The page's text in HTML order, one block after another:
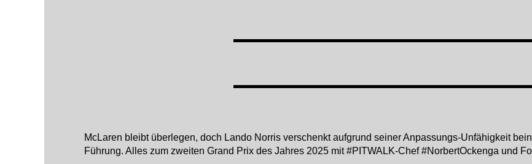
McLaren bleibt überlegen, doch Lando Norris verschenkt aufgrund seiner Anpassungs-Unfähigkeit
Führung. Alles zum zweiten Grand Prix des Jahres 2025 mit #PITWALK-Chef #NorbertOckenga und